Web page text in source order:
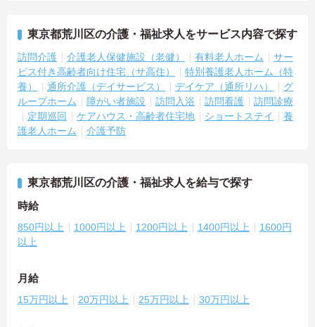
東京都荒川区の介護・福祉求人をサービス内容で探す
訪問介護 介護老人保健施設（老健） 有料老人ホーム
サー
ビス付き高齢者向け住宅（サ高住）
特別養護老人ホーム（特
養）
通所介護（デイサービス） デイケア（通所リハ）
グ
ループホーム
障がい者施設 訪問入浴 訪問看護
訪問診療
定期巡回
ケアハウス・高齢者住宅地 ショートステイ
養
護老人ホーム
介護予防
東京都荒川区の介護・福祉求人を給与で探す
時給
850円以上 1000円以上 1200円以上 1400円以上
1600円
以上
月給
15万円以上 20万円以上 25万円以上 30万円以上